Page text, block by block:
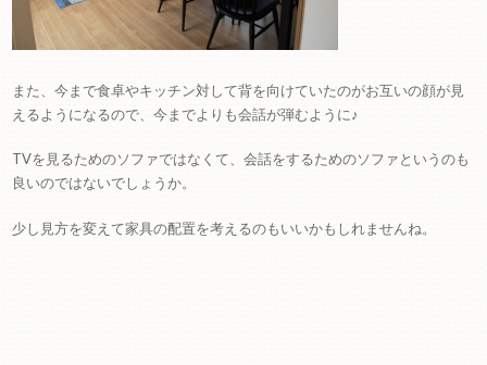
また、今まで食卓やキッチン対して背を向けていたのがお互いの顔が見
えるようになるので、今までよりも会話が弾むように♪
TVを見るためのソファではなくて、会話をするためのソファというのも
良いのではないでしょうか。
少し見方を変えて家具の配置を考えるのもいいかもしれませんね。